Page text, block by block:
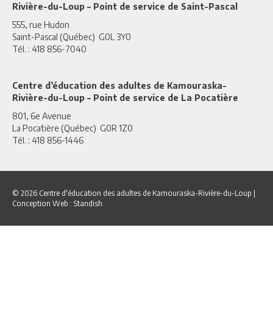
Rivière-du-Loup – Point de service de Saint-Pascal
555, rue Hudon
Saint-Pascal (Québec) G0L 3Y0
Tél. : 418 856-7040
Centre d’éducation des adultes de Kamouraska-
Rivière-du-Loup – Point de service de La Pocatière
801, 6e Avenue
La Pocatière (Québec) G0R 1Z0
Tél. : 418 856-1446
© 2026 Centre d'éducation des adultes de Kamouraska-Rivière-du-Loup |
Conception Web : Standish